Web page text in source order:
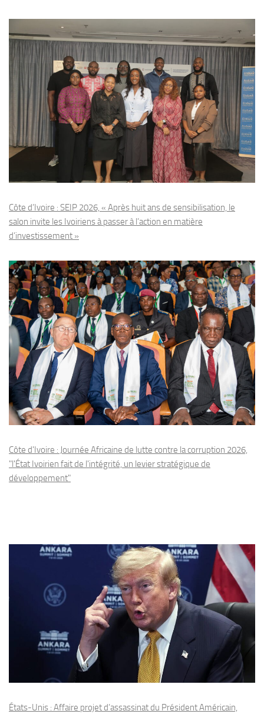
Côte d’Ivoire : SEIP 2026, « Après huit ans de sensibilisation, le
salon invite les Ivoiriens à passer à l’action en matière
d’investissement »
Côte d'Ivoire : Journée Africaine de lutte contre la corruption 2026,
"l'État Ivoirien fait de l'intégrité, un levier stratégique de
développement"
États-Unis : Affaire projet d’assassinat du Président Américain,